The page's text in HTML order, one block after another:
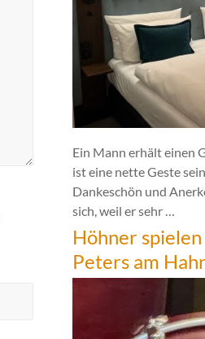
Ein Mann erhält einen
ist eine nette Geste
Dankeschön und
sich, weil er sehr …
Höhner
Peters am